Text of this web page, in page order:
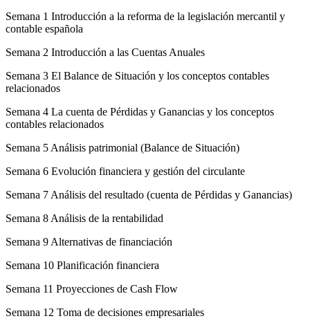
Semana 1 Introducción a la reforma de la legislación mercantil y
contable española
Semana 2 Introducción a las Cuentas Anuales
Semana 3 El Balance de Situación y los conceptos contables
relacionados
Semana 4 La cuenta de Pérdidas y Ganancias y los conceptos
contables relacionados
Semana 5 Análisis patrimonial (Balance de Situación)
Semana 6 Evolución financiera y gestión del circulante
Semana 7 Análisis del resultado (cuenta de Pérdidas y Ganancias)
Semana 8 Análisis de la rentabilidad
Semana 9 Alternativas de financiación
Semana 10 Planificación financiera
Semana 11 Proyecciones de Cash Flow
Semana 12 Toma de decisiones empresariales